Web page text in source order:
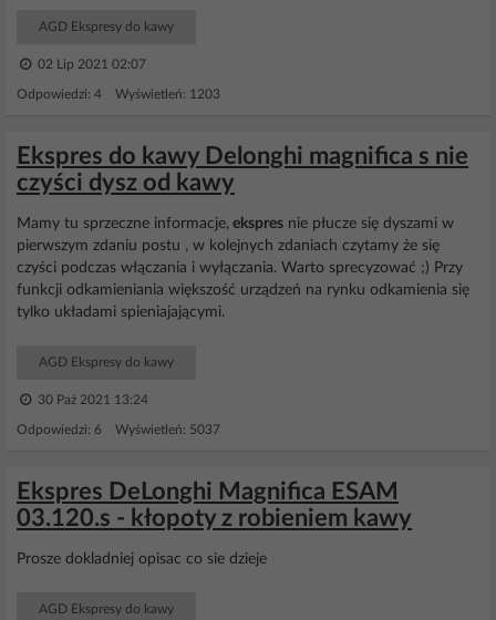
AGD Ekspresy do kawy
02 Lip 2021 02:07
Odpowiedzi: 4 Wyświetleń: 1203
Ekspres do kawy Delonghi magnifica s nie
czyści dysz od kawy
Mamy tu sprzeczne informacje, ekspres nie płucze się dyszami w
pierwszym zdaniu postu , w kolejnych zdaniach czytamy że się
czyści podczas włączania i wyłączania. Warto sprecyzować ;) Przy
funkcji odkamieniania większość urządzeń na rynku odkamienia się
tylko układami spieniajającymi.
AGD Ekspresy do kawy
30 Paź 2021 13:24
Odpowiedzi: 6 Wyświetleń: 5037
Ekspres DeLonghi Magnifica ESAM
03.120.s - kłopoty z robieniem kawy
Prosze dokladniej opisac co sie dzieje
AGD Ekspresy do kawy